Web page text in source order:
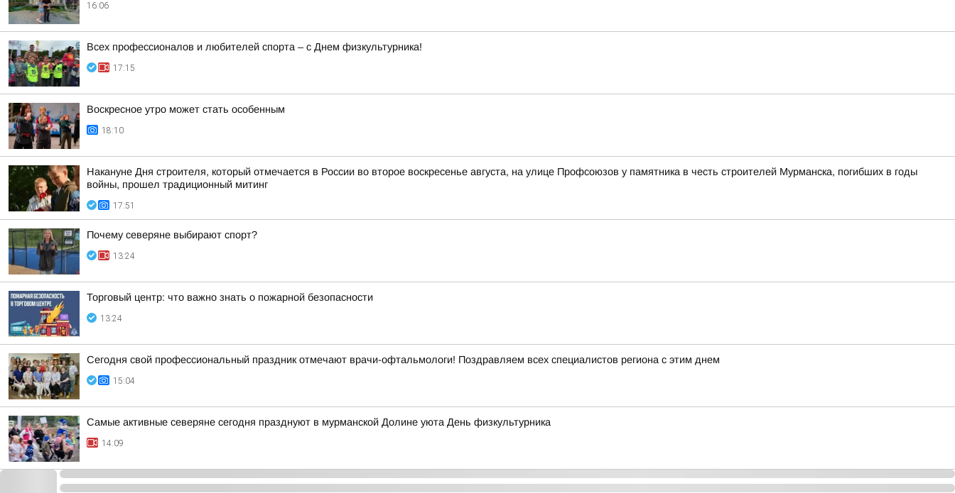
16:06
Всех профессионалов и любителей спорта – с Днем физкультурника!
17:15
Воскресное утро может стать особенным
18:10
Накануне Дня строителя, который отмечается в России во второе воскресенье августа, на улице Профсоюзов у памятника в честь строителей Мурманска, погибших в годы
войны, прошел традиционный митинг
17:51
Почему северяне выбирают спорт?
13:24
Торговый центр: что важно знать о пожарной безопасности
13:24
Сегодня свой профессиональный праздник отмечают врачи-офтальмологи! Поздравляем всех специалистов региона с этим днем
15:04
Самые активные северяне сегодня празднуют в мурманской Долине уюта День физкультурника
14:09